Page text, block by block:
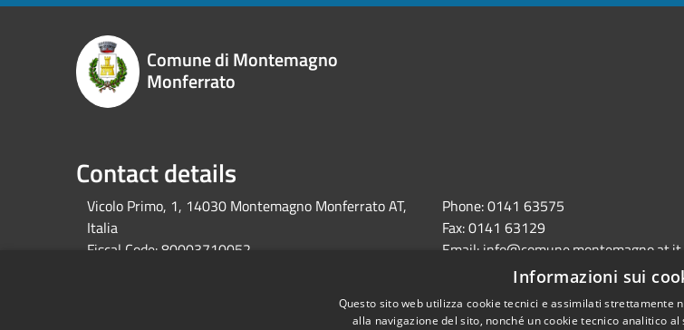
Comune di Montemagno
Monferrato
Contact details
Vicolo Primo, 1, 14030 Montemagno Monferrato AT,
Italia
Fiscal Code:80003710052
Phone:0141 63575
Fax:0141 63129
Email: info@comune.montemagno.at.it
comune.montemagno@pec.it
Informazioni sui
Questo sito web utilizza cookie tecnici e assimilati strettamente
alla navigazione del sito, nonché un cookie tecnico analitico